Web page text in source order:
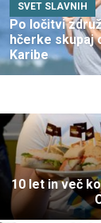
SVET SLAVNIH
Po ločitvi
hčerke skupaj
Karibe
10 let in več